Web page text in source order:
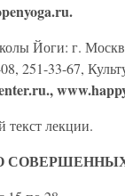
Йоги: г.
251-33-67,
текст лекции.
О